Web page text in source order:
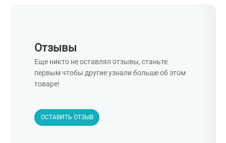
Отзывы
Еще никто не оставлял отзывы, станьте
первым чтобы другие узнали больше об этом
товаре!
ОСТАВИТЬ ОТЗЫВ